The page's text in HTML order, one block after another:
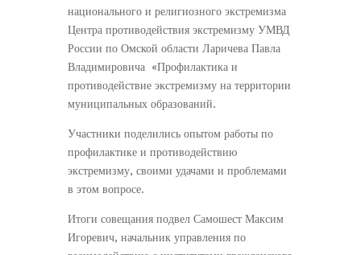
национального и религиозного экстремизма
Центра противодействия экстремизму УМВД
России по Омской области Ларичева Павла
Владимировича «Профилактика и
противодействие экстремизму на территории
муниципальных образований.
Участники поделились опытом работы по
профилактике и противодействию
экстремизму, своими удачами и проблемами
в этом вопросе.
Итоги совещания подвел Самошест Максим
Игоревич, начальник управления по